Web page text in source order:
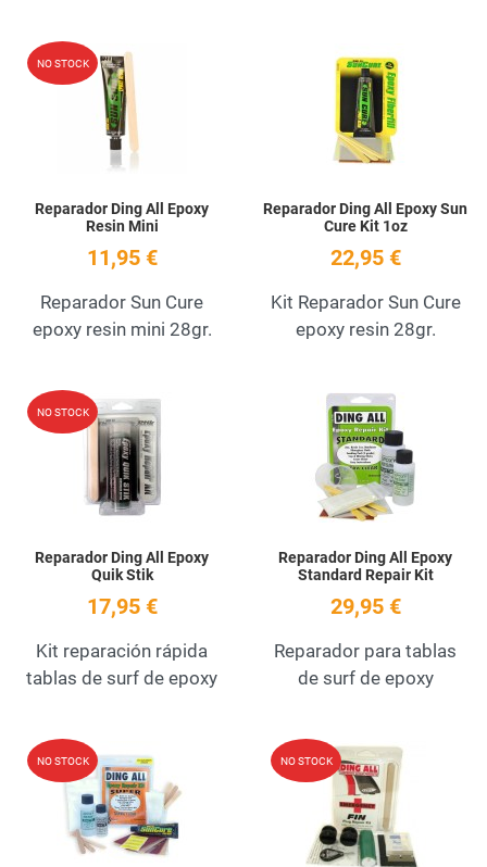
NO STOCK Add to Wishlist
Reparador Ding All Epoxy
Resin Mini
11,95 €
Reparador Sun Cure
epoxy resin mini 28gr.
Reparador Ding All Epoxy Sun
Cure Kit 1oz
22,95 €
Kit Reparador Sun Cure
epoxy resin 28gr.
NO STOCK Add to Wishlist
Reparador Ding All Epoxy
Quik Stik
17,95 €
Kit reparación rápida
tablas de surf de epoxy
Reparador Ding All Epoxy
Standard Repair Kit
29,95 €
Reparador para tablas
de surf de epoxy
NO STOCK Add to Wishlist
NO STOCK